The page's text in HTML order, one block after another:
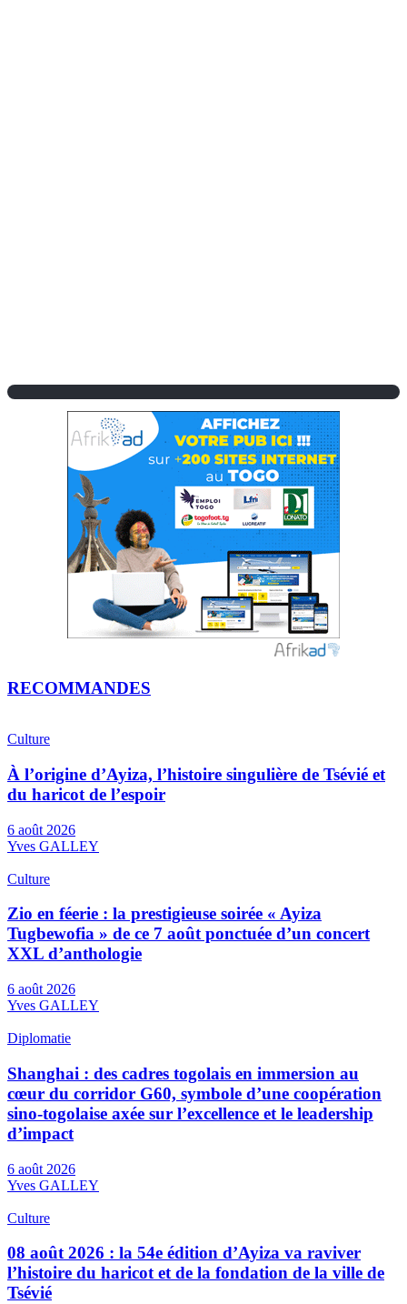
RECOMMANDES
Culture
À l’origine d’Ayiza, l’histoire singulière de Tsévié et
du haricot de l’espoir
6 août 2026
Yves GALLEY
Culture
Zio en féerie : la prestigieuse soirée « Ayiza
Tugbewofia » de ce 7 août ponctuée d’un concert
XXL d’anthologie
6 août 2026
Yves GALLEY
Diplomatie
Shanghai : des cadres togolais en immersion au
cœur du corridor G60, symbole d’une coopération
sino-togolaise axée sur l’excellence et le leadership
d’impact
6 août 2026
Yves GALLEY
Culture
08 août 2026 : la 54e édition d’Ayiza va raviver
l’histoire du haricot et de la fondation de la ville de
Tsévié